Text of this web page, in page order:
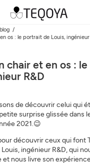
os : le portrait de Louis, ingénieur
chair et en os :
R&D
de découvrir celui qui
surprise glissée dans
2021.😉
découvrir ceux qui font
ingénieur R&D, qui
et nous livre son